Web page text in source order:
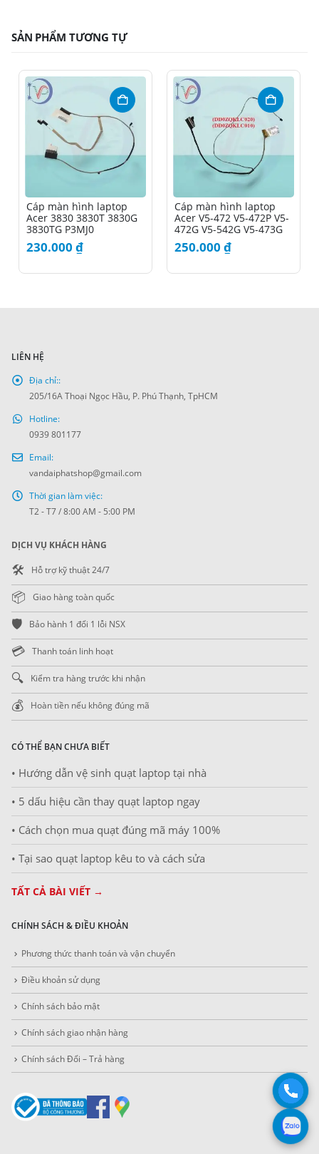
SẢN PHẨM TƯƠNG TỰ
Cáp màn hình laptop
Acer 3830 3830T 3830G
3830TG P3MJ0
230.000 ₫
Cáp màn hình laptop
Acer V5-472 V5-472P V5-
472G V5-542G V5-473G
V7-481P V7-482P
250.000 ₫
LIÊN HỆ
Địa chỉ::
205/16A Thoại Ngọc Hầu, P. Phú Thạnh, TpHCM
Hotline:
0939 801177
Email:
vandaiphatshop@gmail.com
Thời gian làm việc:
T2 - T7 / 8:00 AM - 5:00 PM
DỊCH VỤ KHÁCH HÀNG
🛠️ Hỗ trợ kỹ thuật 24/7
📦 Giao hàng toàn quốc
🛡️ Bảo hành 1 đổi 1 lỗi NSX
💳 Thanh toán linh hoạt
🔍 Kiểm tra hàng trước khi nhận
💰 Hoàn tiền nếu không đúng mã
CÓ THỂ BẠN CHƯA BIẾT
• Hướng dẫn vệ sinh quạt laptop tại nhà
• 5 dấu hiệu cần thay quạt laptop ngay
• Cách chọn mua quạt đúng mã máy 100%
• Tại sao quạt laptop kêu to và cách sửa
TẤT CẢ BÀI VIẾT →
CHÍNH SÁCH & ĐIỀU KHOẢN
Phương thức thanh toán và vận chuyển
Điều khoản sử dụng
Chính sách bảo mật
Chính sách giao nhận hàng
Chính sách Đổi – Trả hàng